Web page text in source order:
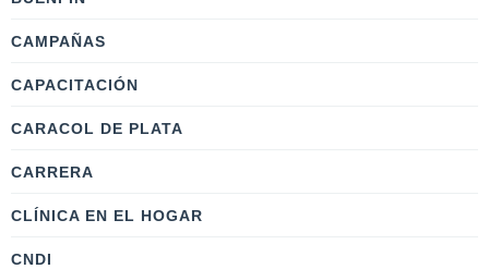
CAMPAÑAS
CAPACITACIÓN
CARACOL DE PLATA
CARRERA
CLÍNICA EN EL HOGAR
CNDI